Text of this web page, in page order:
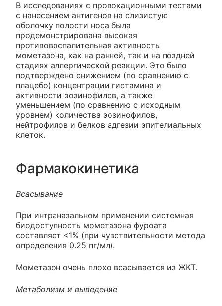
В исследованиях с провокационными тестами
с нанесением антигенов на слизистую
оболочку полости носа была
продемонстрирована высокая
противовоспалительная активность
мометазона, как на ранней, так и на поздней
стадиях аллергической реакции. Это было
подтверждено снижением (по сравнению с
плацебо) концентрации гистамина и
активности эозинофилов, а также
уменьшением (по сравнению с исходным
уровнем) количества эозинофилов,
нейтрофилов и белков адгезии эпителиальных
клеток.
Фармакокинетика
Всасывание
При интраназальном применении системная
биодоступность мометазона фуроата
составляет <1% (при чувствительности метода
определения 0.25 пг/мл).
Мометазон очень плохо всасывается из ЖКТ.
Метаболизм и выведение